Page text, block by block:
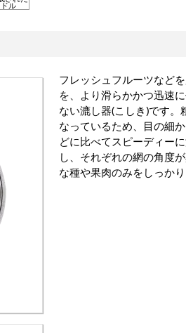
ル
フレッシュフルーツなど
を、より滑らかかつ迅速
ない漉し器(こしき)です。
なっているため、目の細
どに比べてスピーディー
し、それぞれの網の角度
な種や果肉のみをしっかり